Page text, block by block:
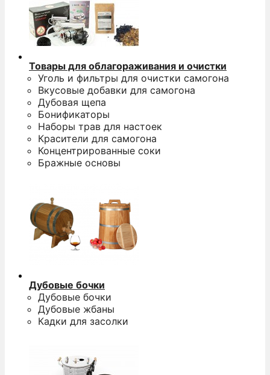
Товары для облагораживания и очистки
Уголь и фильтры для очистки самогона
Вкусовые добавки для самогона
Дубовая щепа
Бонификаторы
Наборы трав для настоек
Красители для самогона
Концентрированные соки
Бражные основы
Дубовые бочки
Дубовые бочки
Дубовые жбаны
Кадки для засолки